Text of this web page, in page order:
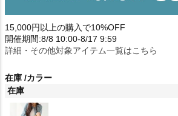
15,000円以上の購入で10%OFF
開催期間:8/8 10:00-8/17 9:59
詳細・その他対象アイテム一覧はこちら
在庫 カラー
在庫